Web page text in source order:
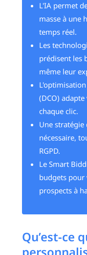
L'IA permet
masse à une
temps réel.
Les
prédisent les
même leur
(DCO)
chaque clic.
Une
nécessaire,
RGPD.
Le Smart
budgets pour
prospects à
Qu’est-ce